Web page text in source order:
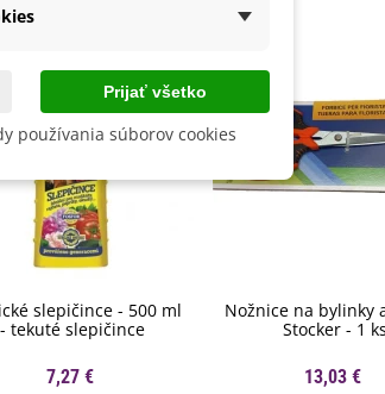
slepičince - 500 ml
- tekuté slepičince
7,27 €
Nožnice na bylinky
Stocker - 1 ks
13,03 €
Prijať všetko
používania súborov cookies